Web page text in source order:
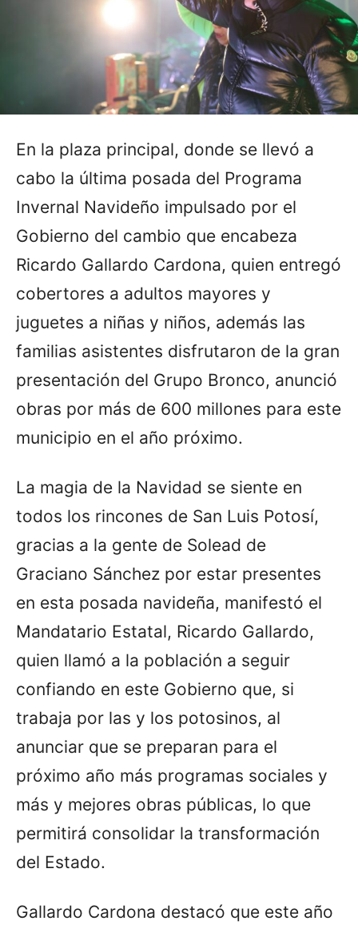
En la plaza principal, donde se llevó a
cabo la última posada del Programa
Invernal Navideño impulsado por el
Gobierno del cambio que encabeza
Ricardo Gallardo Cardona, quien entregó
cobertores a adultos mayores y
juguetes a niñas y niños, además las
familias asistentes disfrutaron de la gran
presentación del Grupo Bronco, anunció
obras por más de 600 millones para este
municipio en el año próximo.
La magia de la Navidad se siente en
todos los rincones de San Luis Potosí,
gracias a la gente de Solead de
Graciano Sánchez por estar presentes
en esta posada navideña, manifestó el
Mandatario Estatal, Ricardo Gallardo,
quien llamó a la población a seguir
confiando en este Gobierno que, si
trabaja por las y los potosinos, al
anunciar que se preparan para el
próximo año más programas sociales y
más y mejores obras públicas, lo que
permitirá consolidar la transformación
del Estado.
Gallardo Cardona destacó que este año